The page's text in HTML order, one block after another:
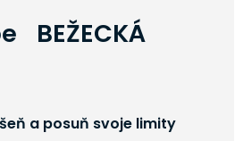
BEŽECKÁ
a posuň svoje limity